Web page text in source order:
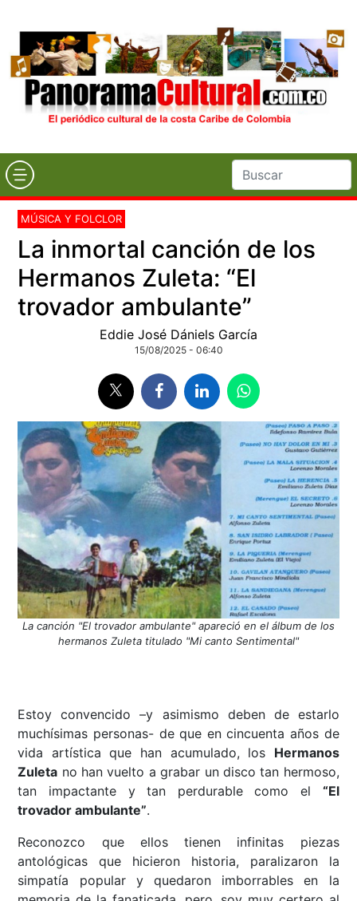
MÚSICA Y FOLCLOR
La inmortal canción de los
Hermanos Zuleta: “El
trovador ambulante”
Eddie José Dániels García
15/08/2025 - 06:40
La canción "El trovador ambulante" apareció en el álbum de los
hermanos Zuleta titulado "Mi canto Sentimental"
Estoy convencido –y asimismo deben de estarlo
muchísimas personas- de que en cincuenta años de
vida artística que han acumulado, los Hermanos
Zuleta no han vuelto a grabar un disco tan hermoso,
tan impactante y tan perdurable como el “El
trovador ambulante”.
Reconozco que ellos tienen infinitas piezas
antológicas que hicieron historia, paralizaron la
simpatía popular y quedaron imborrables en la